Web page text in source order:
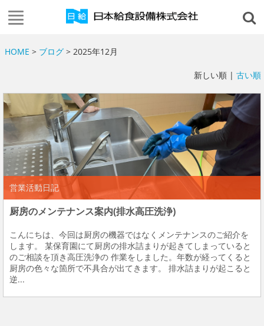
HOME > ブログ> 2025年12月
新しい順 | 古い順
営業活動日記
厨房のメンテナンス案内(排水高圧洗浄)
こんにちは、今回は厨房の機器ではなくメンテナンスのご紹介を
します。 某保育園にて厨房の排水詰まりが起きてしまっていると
のご相談を頂き高圧洗浄の 作業をしました。年数が経ってくると
厨房の色々な箇所で不具合が出てきます。 排水詰まりが起こると
逆...